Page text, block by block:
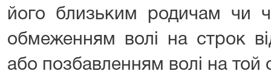
його близьким родичам чи
обмеженням волі на строк
або позбавленням волі на той